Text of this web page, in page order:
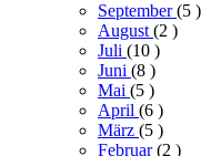
September(5 )
August(2 )
Juli (10 )
Juni (8 )
Mai (5 )
April (6 )
März (5 )
Februar(2 )